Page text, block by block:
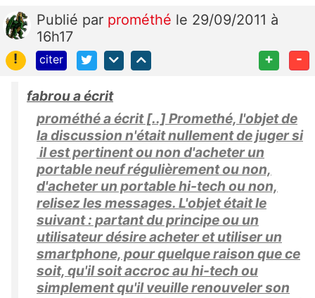
Publié par prométhé le 29/09/2011 à
16h17
!
citer + -
fabrou a écrit
prométhé a écrit [..] Promethé, l'objet de
la discussion n'était nullement de juger si
il est pertinent ou non d'acheter un
portable neuf régulièrement ou non,
d'acheter un portable hi-tech ou non,
relisez les messages. L'objet était le
suivant : partant du principe ou un
utilisateur désire acheter et utiliser un
smartphone, pour quelque raison que ce
soit, qu'il soit accroc au hi-tech ou
simplement qu'il veuille renouveler son